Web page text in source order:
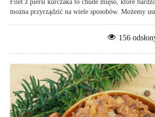
Filet z piersi kurczaka to chude mięso, które
można przyrządzić na wiele sposobów. Możemy
156